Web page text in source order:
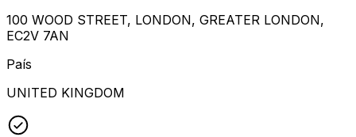
100 WOOD STREET, LONDON, GREATER LONDON,
EC2V 7AN
País
UNITED KINGDOM